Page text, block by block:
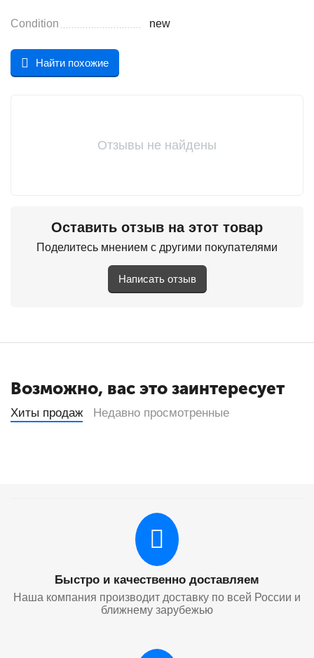
Condition new
Найти похожие
Отзывы не найдены
Оставить отзыв на этот товар
Поделитесь мнением с другими покупателями
Написать отзыв
Возможно, вас это заинтересует
Хиты продаж Недавно просмотренные
Быстро и качественно доставляем
Наша компания производит доставку по всей России и
ближнему зарубежью